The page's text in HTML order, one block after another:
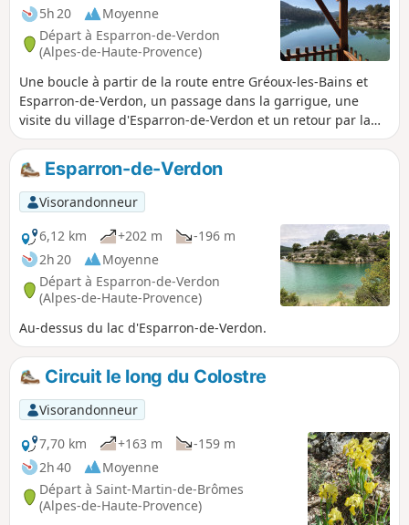
5h 20
Moyenne
Départ à Esparron-de-Verdon
(Alpes-de-Haute-Provence)
Une boucle à partir de la route entre Gréoux-les-Bains et
Esparron-de-Verdon, un passage dans la garrigue, une
visite du village d'Esparron-de-Verdon et un retour par la
montagne.
Esparron-de-Verdon
Visorandonneur
6,12 km
+202 m
-196 m
2h 20
Moyenne
Départ à Esparron-de-Verdon
(Alpes-de-Haute-Provence)
Au-dessus du lac d'Esparron-de-Verdon.
Circuit le long du Colostre
Visorandonneur
7,70 km
+163 m
-159 m
2h 40
Moyenne
Départ à Saint-Martin-de-Brômes
(Alpes-de-Haute-Provence)